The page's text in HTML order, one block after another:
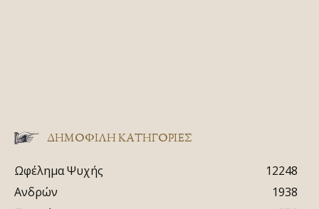
ΔΗΜΟΦΙΛΗ ΚΑΤΗΓΟΡΙΕΣ
Ωφέλημα Ψυχής
12248
Ανδρών
1938